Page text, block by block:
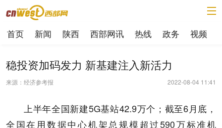
首页 新闻 陕西 西部网讯 热线 政务 视频
稳投资加码发力 新基建注入新活力
来源：经济参考报 2022-08-04 11:41
上半年全国新建5G基站42.9万个；截至6月底，
全国在用数据中心机架总规模超过590万标准机